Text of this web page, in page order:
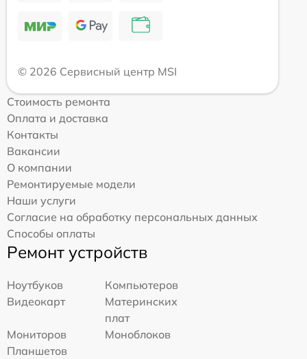
© 2026 Сервисный центр MSI
Стоимость ремонта
Оплата и доставка
Контакты
Вакансии
О компании
Ремонтируемые модели
Наши услуги
Согласие на обработку персональных данных
Способы оплаты
Ремонт устройств
Ноутбуков
Компьютеров
Видеокарт
Материнских
плат
Мониторов
Моноблоков
Планшетов